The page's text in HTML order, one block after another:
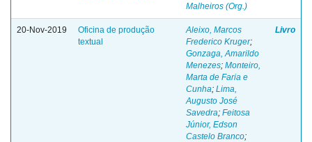
Malheiros (Org.)
20-Nov-2019
Oficina de produção
textual
Aleixo, Marcos
Frederico Kruger;
Gonzaga, Amarildo
Menezes; Monteiro,
Marta de Faria e
Cunha; Lima,
Augusto José
Savedra; Feitosa
Júnior, Edson
Castelo Branco;
Livro